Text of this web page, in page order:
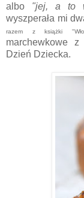
albo "jej, a to
wyszperała mi
razem z książki
marchewkowe
Dzień Dziecka.